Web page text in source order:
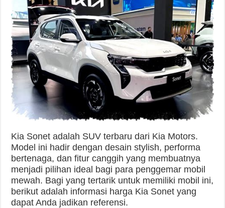
Kia Sonet adalah SUV terbaru dari Kia Motors.
Model ini hadir dengan desain stylish, performa
bertenaga, dan fitur canggih yang membuatnya
menjadi pilihan ideal bagi para penggemar mobil
mewah. Bagi yang tertarik untuk memiliki mobil ini,
berikut adalah informasi harga Kia Sonet yang
dapat Anda jadikan referensi.